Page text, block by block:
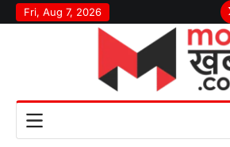
Skip
to
Fri, Aug 7, 2026